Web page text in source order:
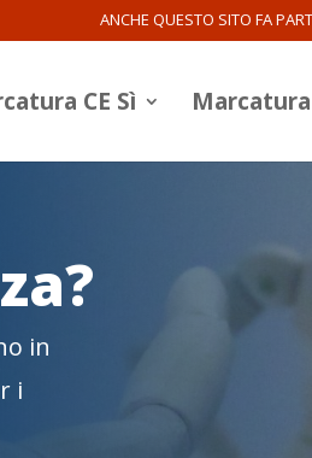
ANCHE QUESTO SITO FA
CE Sì Marcatura
in
i